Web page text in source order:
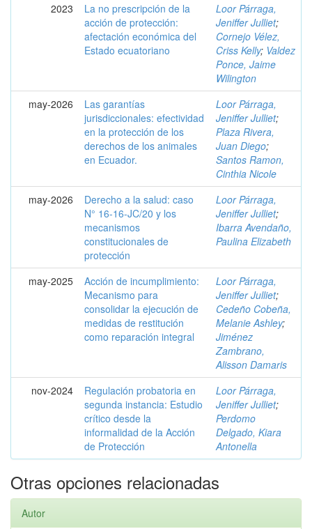
2023
La no prescripción de la
acción de protección:
afectación económica del
Estado ecuatoriano
Loor Párraga,
Jeniffer Julliet;
Cornejo Vélez,
Criss Kelly; Valdez
Ponce, Jaime
Wilington
may-2026
Las garantías
jurisdiccionales: efectividad
en la protección de los
derechos de los animales
en Ecuador.
Loor Párraga,
Jeniffer Julliet;
Plaza Rivera,
Juan Diego;
Santos Ramon,
Cinthia Nicole
may-2026
Derecho a la salud: caso
N° 16-16-JC/20 y los
mecanismos
constitucionales de
protección
Loor Párraga,
Jeniffer Julliet;
Ibarra Avendaño,
Paulina Elizabeth
may-2025
Acción de incumplimiento:
Mecanismo para
consolidar la ejecución de
medidas de restitución
como reparación integral
Loor Párraga,
Jeniffer Julliet;
Cedeño Cobeña,
Melanie Ashley;
Jiménez
Zambrano,
Alisson Damaris
nov-2024
Regulación probatoria en
segunda instancia: Estudio
crítico desde la
informalidad de la Acción
de Protección
Loor Párraga,
Jeniffer Julliet;
Perdomo
Delgado, Kiara
Antonella
Otras opciones relacionadas
Autor